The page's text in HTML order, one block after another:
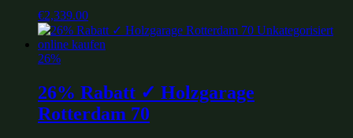
€2,339.00
26%
26% Rabatt ✓ Holzgarage
Rotterdam 70